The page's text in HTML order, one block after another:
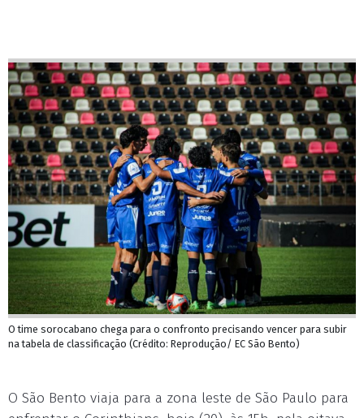
O time sorocabano chega para o confronto precisando vencer para subir
na tabela de classificação (Crédito: Reprodução/ EC São Bento)
O São Bento viaja para a zona leste de São Paulo para